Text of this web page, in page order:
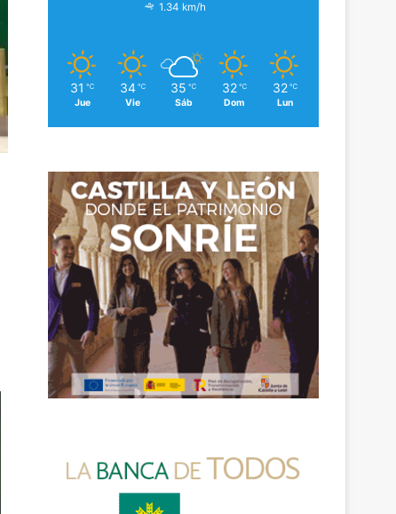
1.34 km/h
31 ℃
Jue
34 ℃
Vie
35 ℃
Sáb
32 ℃
Dom
32 ℃
Lun